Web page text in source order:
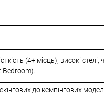
(4+ місць), високі стелі,
Bedroom).
до кемпінгових